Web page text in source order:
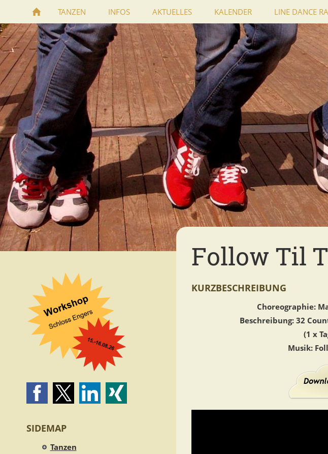
TANZEN INFOS AKTUELLES KALENDER LINE DANCE
SIDEMAP
Tanzen
Follow Til
KURZBESCHREIBUNG
Choreographie:
Beschreibung: 32
(1 x
Musik: